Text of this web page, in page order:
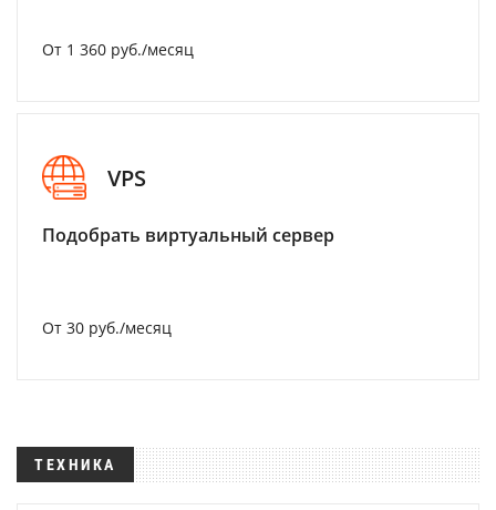
От 1 360 руб./месяц
VPS
Подобрать виртуальный сервер
От 30 руб./месяц
ТЕХНИКА